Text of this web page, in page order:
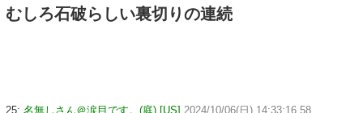
むしろ石破らしい裏切りの連続
25: 名無しさん＠涙目です。(庭) [US] 2024/10/06(日) 14:33:16.58